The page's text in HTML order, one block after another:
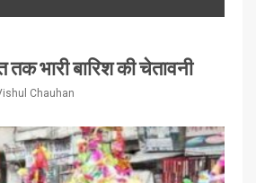
तक भारी बारिश की चेतावनी
Chauhan